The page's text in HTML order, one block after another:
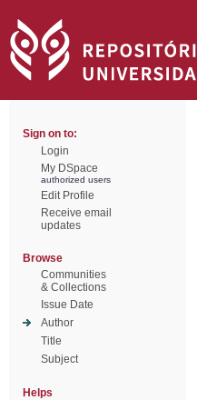
Sign on to:
Login
My DSpace
authorized users
Edit Profile
Receive email
updates
Browse
Communities
& Collections
Issue Date
Author
Title
Subject
Helps